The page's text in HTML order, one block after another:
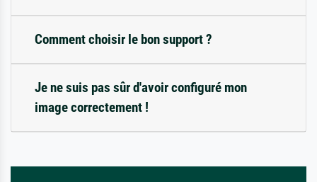
Comment choisir le bon support ?
Je ne suis pas sûr d'avoir configuré mon
image correctement !